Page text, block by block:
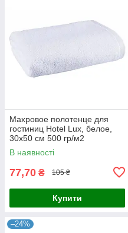
Махровое полотенце для
гостиниц Hotel Lux, белое,
30х50 см 500 гр/м2
В наявності
77,70 ₴ 105 ₴
Купити
–24%